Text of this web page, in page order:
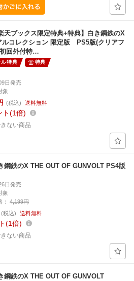
天ブックス限定特典+特典】白き鋼鉄のX
ルコレクション 限定版 PS5版(クリアフ
回外付特…
ル特典 特典
日発売
象
(税込) 送料無料
ト 1倍
ない商品
鋼鉄のX THE OUT OF GUNVOLT PS4版
日発売
象
4,199円
(税込) 送料無料
1倍
ない商品
鋼鉄のX THE OUT OF GUNVOLT